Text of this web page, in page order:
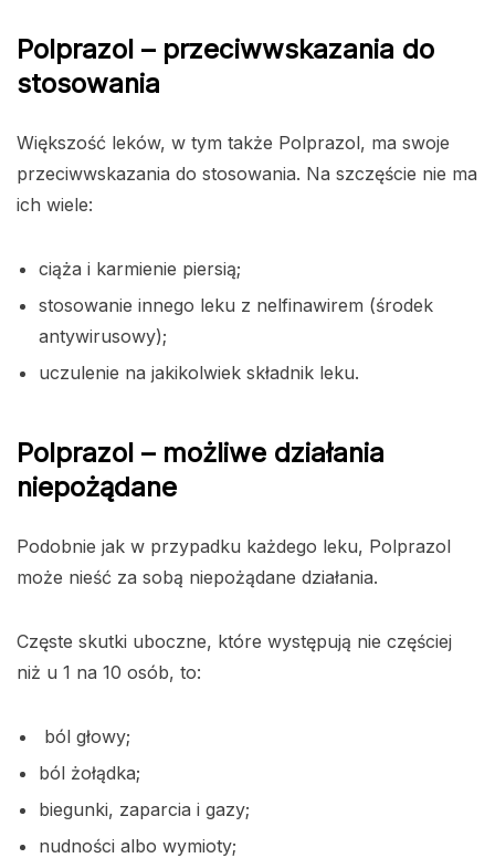
Polprazol – przeciwwskazania do
stosowania
Większość leków, w tym także Polprazol, ma swoje
przeciwwskazania do stosowania. Na szczęście nie ma
ich wiele:
ciąża i karmienie piersią;
stosowanie innego leku z nelfinawirem (środek
antywirusowy);
uczulenie na jakikolwiek składnik leku.
Polprazol – możliwe działania
niepożądane
Podobnie jak w przypadku każdego leku, Polprazol
może nieść za sobą niepożądane działania.
Częste skutki uboczne, które występują nie częściej
niż u 1 na 10 osób, to:
ból głowy;
ból żołądka;
biegunki, zaparcia i gazy;
nudności albo wymioty;